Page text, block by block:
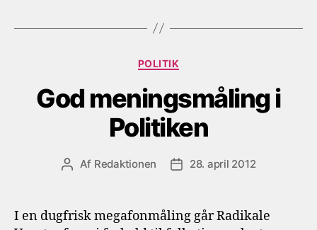
Kategorier
POLITIK
God meningsmåling i
Politiken
Indlægsforfatter
Af Redaktionen Indlægsdato
28. april 2012
I en dugfrisk megafonmåling går Radikale